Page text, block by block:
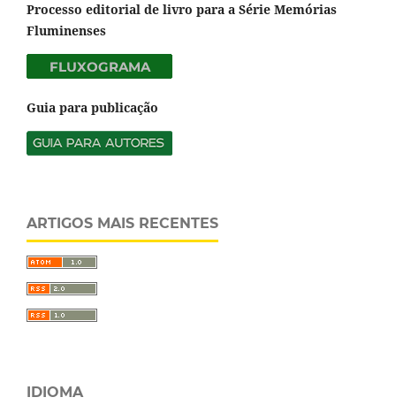
Processo editorial de livro para a Série Memórias
Fluminenses
Guia para publicação
ARTIGOS MAIS RECENTES
IDIOMA